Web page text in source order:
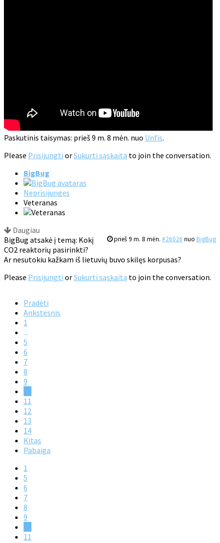
Paskutinis taisymas: prieš 9 m. 8 mėn. nuo Unfis.
Please Prisijungti orSukurti sąskaitą to join the conversation.
BigBug
Neprisijungęs
Veteranas
Daugiau
prieš 9 m. 8 mėn. #26026 nuo BigBug
BigBug atsakė į temą: Kokį
CO2 reaktorių pasirinkti?
Ar nesutokiu kažkam iš lietuvių buvo skilęs korpusas?
Please Prisijungti orSukurti sąskaitą to join the conversation.
Pradėti
Ankstesnis
1
...
5
6
7
8
9
11
12
13
14
Kitas
Pabaiga
1
5
6
7
8
9
11